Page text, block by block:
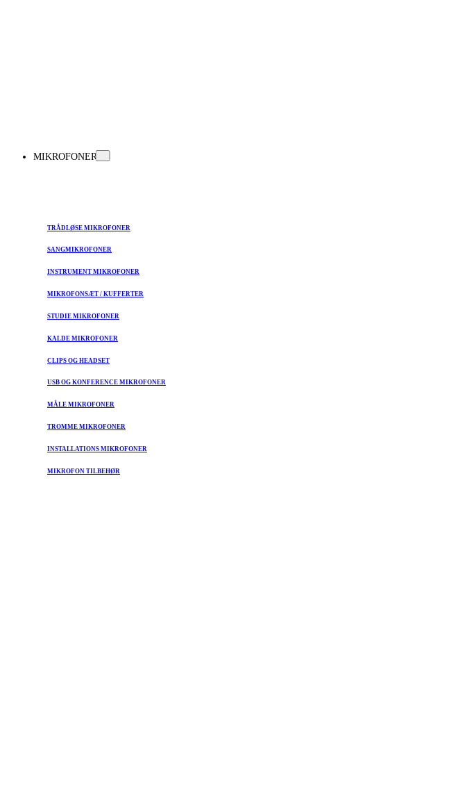
MIKROFONER
TRÅDLØSE MIKROFONER
SANGMIKROFONER
INSTRUMENT MIKROFONER
MIKROFONSÆT / KUFFERTER
STUDIE MIKROFONER
KALDE MIKROFONER
CLIPS OG HEADSET
USB OG KONFERENCE MIKROFONER
MÅLE MIKROFONER
TROMME MIKROFONER
INSTALLATIONS MIKROFONER
MIKROFON TILBEHØR